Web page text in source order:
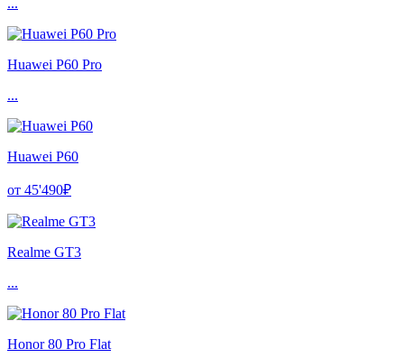
...
Huawei P60 Pro
...
Huawei P60
от 45'490₽
Realme GT3
...
Honor 80 Pro Flat